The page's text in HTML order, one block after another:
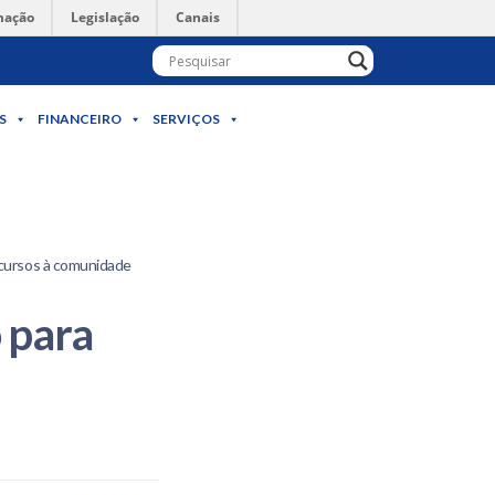
Legislação Canais
FINANCEIRO SERVIÇOS
à comunidade
para